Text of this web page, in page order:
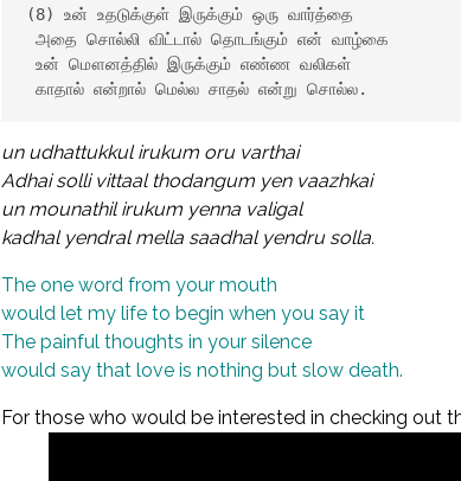
(8) உன் உதடுக்குள் இருக்கும் ஒரு வார்த்தை
அதை சொல்லி விட்டால் தொடங்கும் என் வாழ்கை
உன் மௌனத்தில் இருக்கும் எண்ண வலிகள்
காதால் என்றால் மெல்ல சாதல் என்று சொல்ல.
un udhattukkul irukum oru varthai
Adhai solli vittaal thodangum yen vaazhkai
un mounathil irukum yenna valigal
kadhal yendral mella saadhal yendru solla.
The one word from your mouth
would let my life to begin when you say it
The painful thoughts in your silence
would say that love is nothing but slow death.
For those who would be interested in checking out